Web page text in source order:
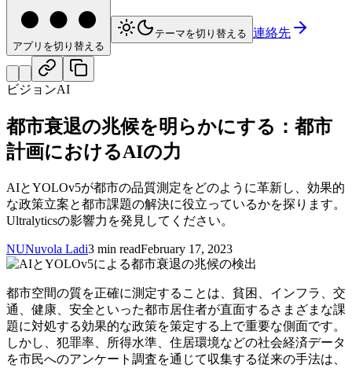
アプリを切り替える
テーマを切り替える 連絡先
ビジョンAI
都市衰退の兆候を明らかにする：都市
計画におけるAIの力
AIとYOLOv5が都市の品質測定をどのように革新し、効果的
な政策立案と都市課題の解決に役立っているかを探ります。
Ultralyticsの影響力を発見してください。
NUNuvola Ladi3 min readFebruary 17, 2023
都市空間の質を正確に測定することは、貧困、インフラ、交
通、健康、安全といった都市居住者が直面するさまざまな課
題に対処する効果的な政策を策定する上で重要な側面です。
しかし、犯罪率、所得水準、住居環境などの社会経済データ
を市民へのアンケート調査を通じて収集する従来の手法は、